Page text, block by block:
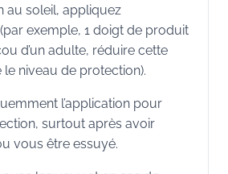
au soleil, appliquez
exemple, 1 doigt de produit
d’un adulte, réduire cette
niveau de protection).
l’application pour
surtout après avoir
vous être essuyé.